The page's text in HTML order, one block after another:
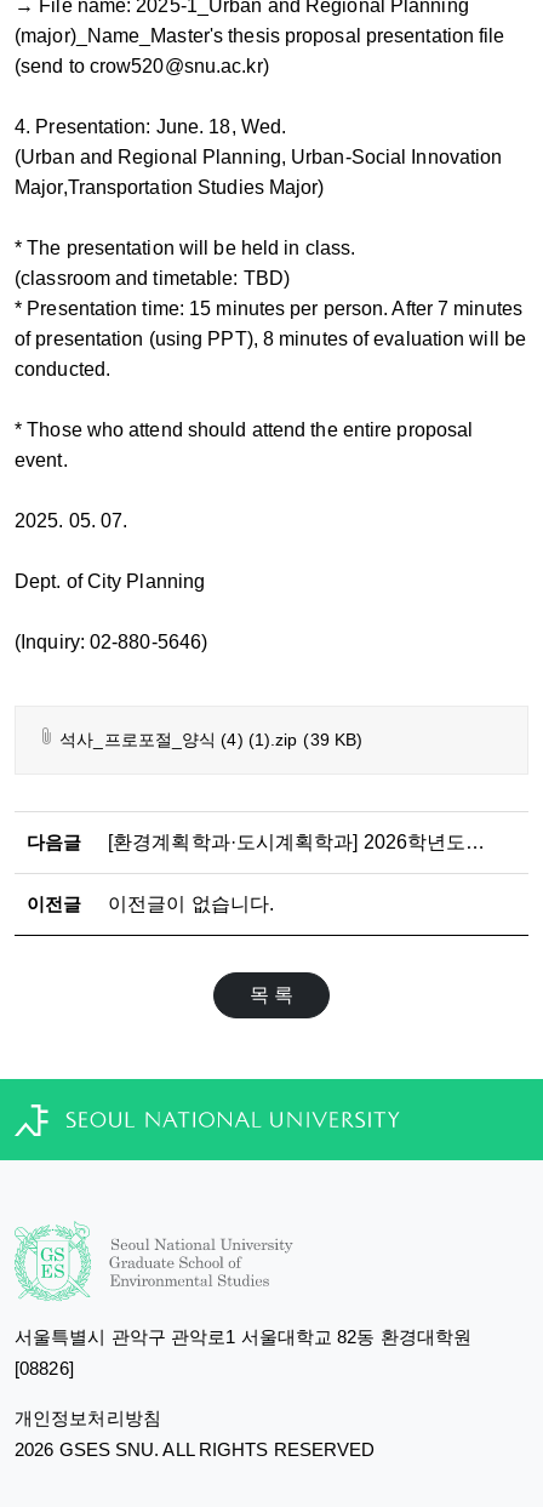
→ File name: 2025-1_Urban and Regional Planning
(major)_Name_Master's thesis proposal presentation file
(send to crow520@snu.ac.kr)
4. Presentation: June. 18, Wed.
(Urban and Regional Planning, Urban-Social Innovation
Major,Transportation Studies Major)
* The presentation will be held in class.
(classroom and timetable: TBD)
* Presentation time: 15 minutes per person. After 7 minutes
of presentation (using PPT), 8 minutes of evaluation will be
conducted.
* Those who attend should attend the entire proposal
event.
2025. 05. 07.
Dept. of City Planning
(Inquiry: 02-880-5646)
석사_프로포절_양식 (4) (1).zip (39 KB)
다음글 [환경계획학과·도시계획학과] 2026학년도 2학기 석·박사과정 논문제출자격시험 응시자 수료 점검표 제출 안내
이전글 이전글이 없습니다.
목 록
서울특별시 관악구 관악로1 서울대학교 82동 환경대학원
[08826]
개인정보처리방침
2026 GSES SNU. ALL RIGHTS RESERVED